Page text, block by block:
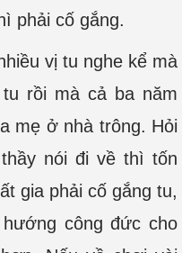
phải cố gắng.
vị tu nghe kể mà
rồi mà cả ba năm
mẹ ở nhà trông. Hỏi
nói đi về thì tốn
gia phải cố gắng tu,
công đức cho